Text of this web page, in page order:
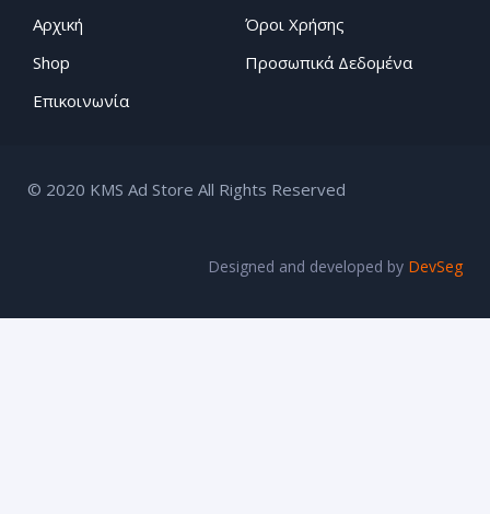
Αρχική
Shop
Επικοινωνία
Όροι Χρήσης
Προσωπικά Δεδομένα
© 2020 KMS Ad Store All Rights Reserved
Designed and developed by DevSeg